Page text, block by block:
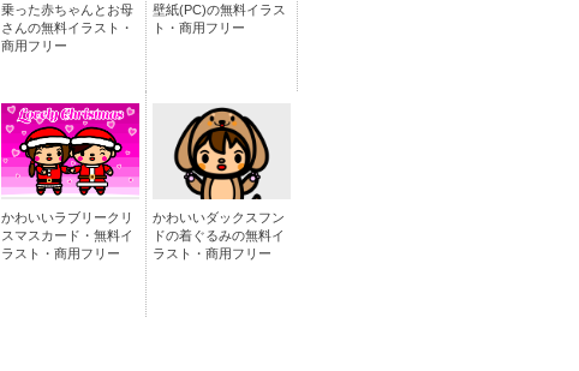
乗った赤ちゃんとお母
さんの無料イラスト・
商用フリー
壁紙(PC)の無料イラス
ト・商用フリー
かわいいラブリークリ
スマスカード・無料イ
ラスト・商用フリー
かわいいダックスフン
ドの着ぐるみの無料イ
ラスト・商用フリー